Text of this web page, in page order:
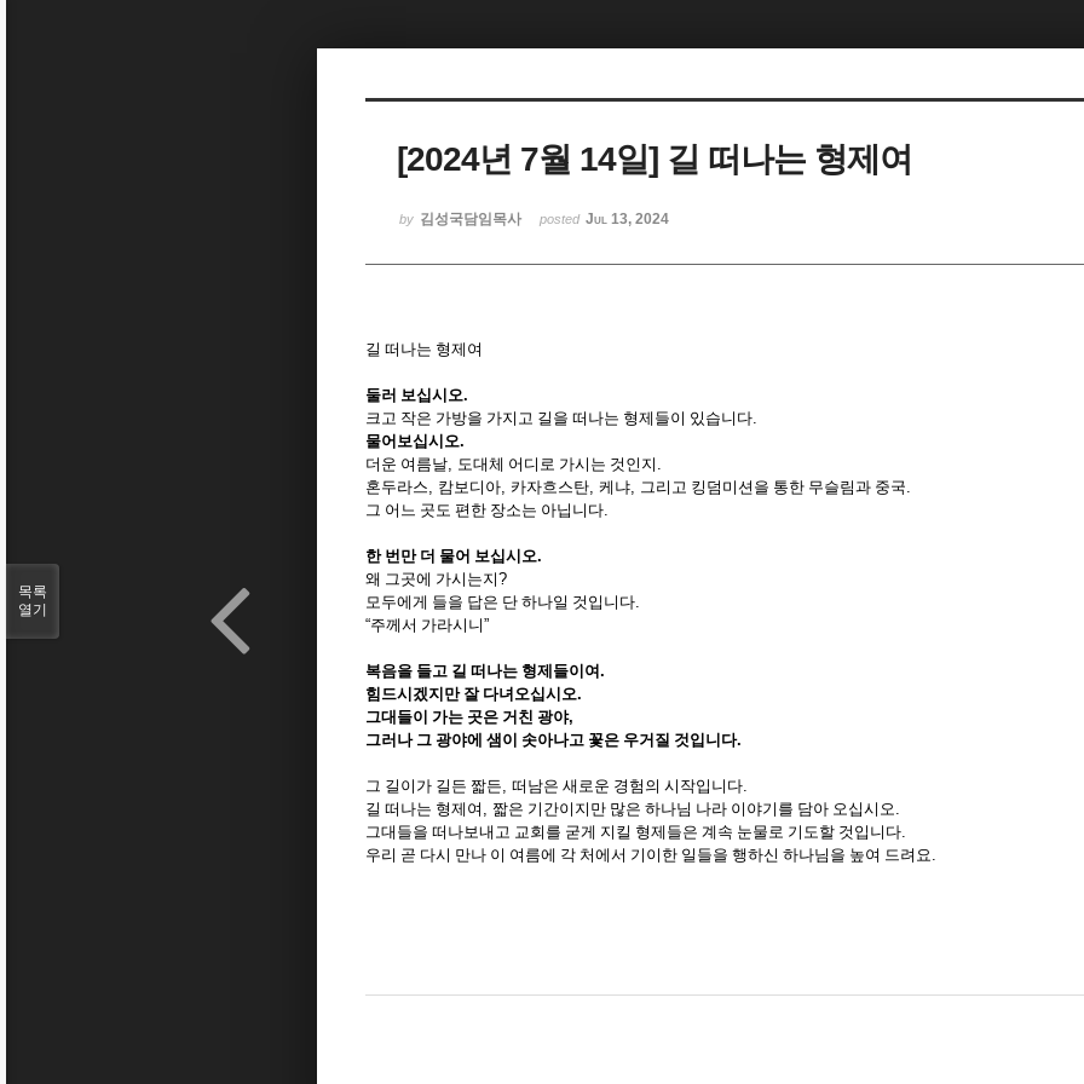
[2024년 7월 14일] 길 떠나는 형제여
by 김성국담임목사 posted Jul 13, 2024
길 떠나는 형제여
둘러 보십시오.
크고 작은 가방을 가지고 길을 떠나는 형제들이 있습니다.
물어보십시오.
더운 여름날, 도대체 어디로 가시는 것인지 .
혼두라스, 캄보디아, 카자흐스탄, 케냐, 그리고 킹덤미션을 통한 무슬림과 중국.
그 어느 곳도 편한 장소는 아닙니다.
한 번만 더 물어 보십시오.
왜 그곳에 가시는지?
모두에게 들을 답은 단 하나일 것입니다.
“주께서 가라시니”
복음을 들고 길 떠나는 형제들이여 .
힘드시겠지만 잘 다녀오십시오.
그대들이 가는 곳은 거친 광야,
그러나 그 광야에 샘이 솟아나고 꽃은 우거질 것입니다.
그 길이가 길든 짧든, 떠남은 새로운 경험의 시작입니다.
길 떠나는 형제여 , 짧은 기간이지만 많은 하나님 나라 이야기를 담아 오십시오.
그대들을 떠나보내고 교회를 굳게 지킬 형제들은 계속 눈물로 기도할 것입니다.
우리 곧 다시 만나 이 여름에 각 처에서 기이한 일들을 행하신 하나님을 높여 드려요.
목록
열기
Sketchbook5, 스케치북5
Sketchbook5, 스케치북5